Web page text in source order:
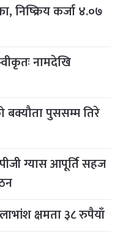
निष्क्रिय कर्जा ४.०७
नामदेखि
बक्यौता पुससम्म तिरे
ग्यास आपूर्ति सहज
क्षमता ३८ रुपैयाँ